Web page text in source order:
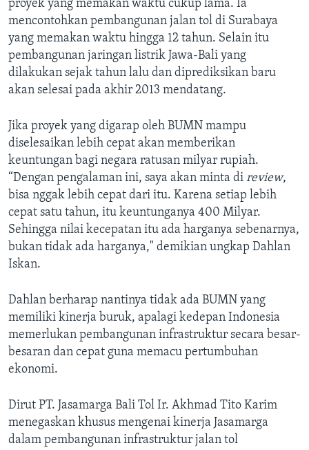
proyek yang memakan waktu cukup lama. Ia
mencontohkan pembangunan jalan tol di Surabaya
yang memakan waktu hingga 12 tahun. Selain itu
pembangunan jaringan listrik Jawa-Bali yang
dilakukan sejak tahun lalu dan diprediksikan baru
akan selesai pada akhir 2013 mendatang.
Jika proyek yang digarap oleh BUMN mampu
diselesaikan lebih cepat akan memberikan
keuntungan bagi negara ratusan milyar rupiah.
“Dengan pengalaman ini, saya akan minta di review,
bisa nggak lebih cepat dari itu. Karena setiap lebih
cepat satu tahun, itu keuntunganya 400 Milyar.
Sehingga nilai kecepatan itu ada harganya sebenarnya,
bukan tidak ada harganya," demikian ungkap Dahlan
Iskan.
Dahlan berharap nantinya tidak ada BUMN yang
memiliki kinerja buruk, apalagi kedepan Indonesia
memerlukan pembangunan infrastruktur secara besar-
besaran dan cepat guna memacu pertumbuhan
ekonomi.
Dirut PT. Jasamarga Bali Tol Ir. Akhmad Tito Karim
menegaskan khusus mengenai kinerja Jasamarga
dalam pembangunan infrastruktur jalan tol